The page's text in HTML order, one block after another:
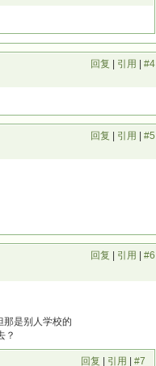
回复 引用 #4
回复 引用 #5
回复 引用 #6
是别人学校的
？
回复 引用 #7